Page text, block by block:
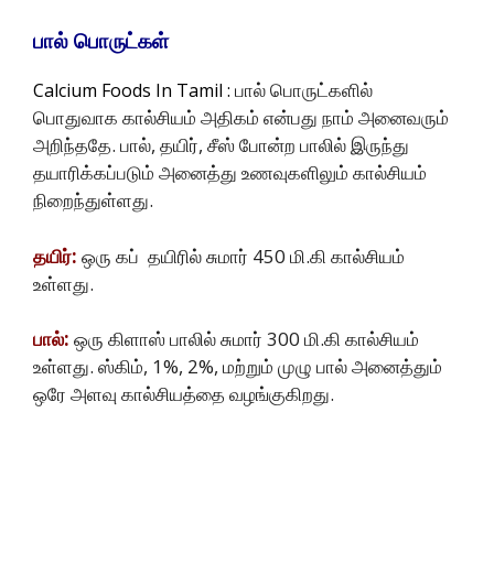
பால் பொருட்கள்
Calcium Foods In Tamil : பால் பொருட்களில்
பொதுவாக கால்சியம் அதிகம் என்பது நாம் அனைவரும்
அறிந்ததே. பால், தயிர், சீஸ் போன்ற பாலில் இருந்து
தயாரிக்கப்படும் அனைத்து உணவுகளிலும் கால்சியம்
நிறைந்துள்ளது.
தயிர்: ஒரு கப் தயிரில் சுமார் 450 மி.கி கால்சியம்
உள்ளது.
பால்: ஒரு கிளாஸ் பாலில் சுமார் 300 மி.கி கால்சியம்
உள்ளது. ஸ்கிம், 1%, 2%, மற்றும் முழு பால் அனைத்தும்
ஒரே அளவு கால்சியத்தை வழங்குகிறது.